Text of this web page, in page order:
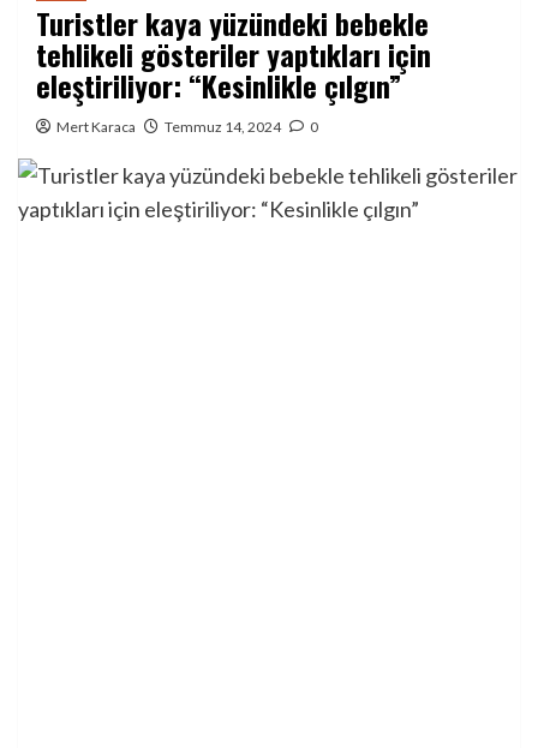
Turistler kaya yüzündeki bebekle
tehlikeli gösteriler yaptıkları için
eleştiriliyor: “Kesinlikle çılgın”
Mert Karaca Temmuz 14, 2024 0